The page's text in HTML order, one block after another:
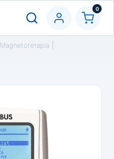
0
Magnetoterapia